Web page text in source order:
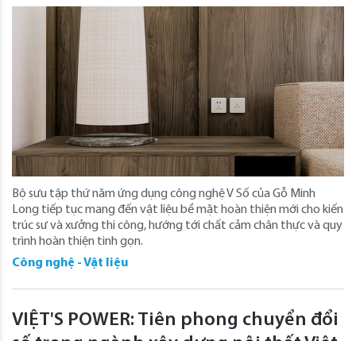
Bộ sưu tập thứ năm ứng dụng công nghệ V Số của Gỗ Minh
Long tiếp tục mang đến vật liệu bề mặt hoàn thiện mới cho kiến
trúc sư và xưởng thi công, hướng tới chất cảm chân thực và quy
trình hoàn thiện tinh gọn.
Công nghệ - Vật liệu
VIỆT'S POWER: Tiên phong chuyển đổi